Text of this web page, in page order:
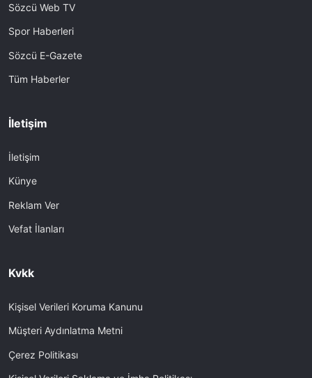
Sözcü Web TV
Spor Haberleri
Sözcü E-Gazete
Tüm Haberler
İletişim
İletişim
Künye
Reklam Ver
Vefat İlanları
Kvkk
Kişisel Verileri Koruma Kanunu
Müşteri Aydınlatma Metni
Çerez Politikası